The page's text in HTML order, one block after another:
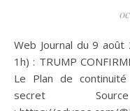
Web Journal du 9 août 2023 intitulé « Confirmés » (durée
1h) : TRUMP
Le Plan de
secret